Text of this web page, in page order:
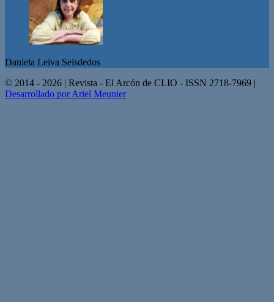
Daniela Leiva Seisdedos
© 2014 - 2026 | Revista - El Arcón de CLIO - ISSN 2718-7969 |
Desarrollado por Ariel Meunier